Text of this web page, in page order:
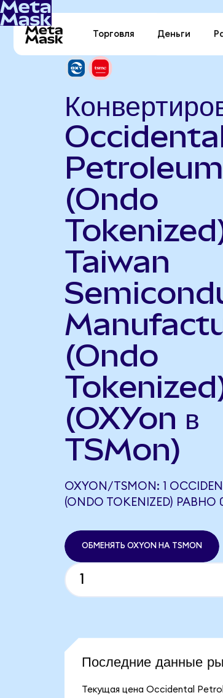
Торговля Деньги
Petroleum
(Ondo
Taiwan
(Ondo
(OXYon в
TSMon)
OXYON/TSMON: 1
(ONDO TOKENIZED) РАВНО
ОБМЕНЯТЬ OXYON НА TSMON
Последние
Текущая цена Occidental